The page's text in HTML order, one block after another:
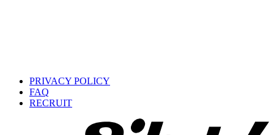
PRIVACY POLICY
FAQ
RECRUIT